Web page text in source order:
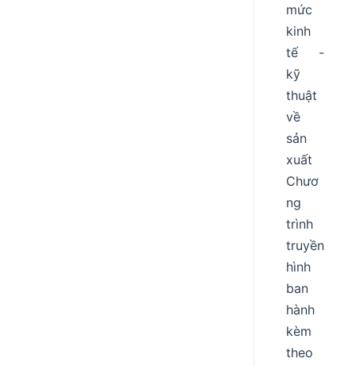
mức
kinh
tế -
kỹ
thuật
về
sản
xuất
Chươ
ng
trình
truyền
hình
ban
hành
kèm
theo